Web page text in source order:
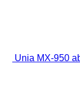
Unia MX-950